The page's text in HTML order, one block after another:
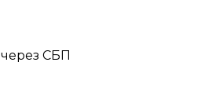
через СБП